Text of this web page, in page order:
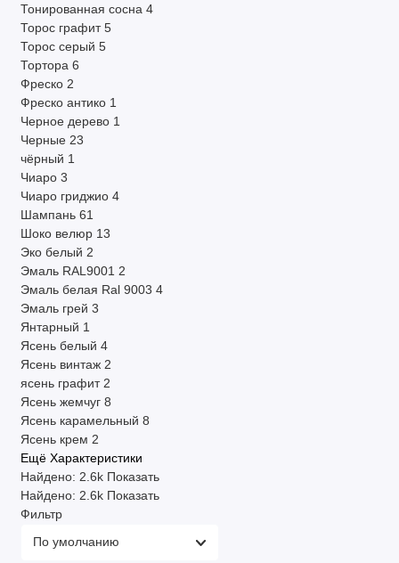
Тонированная сосна 4
Торос графит 5
Торос серый 5
Тортора 6
Фреско 2
Фреско антико 1
Черное дерево 1
Черные 23
чёрный 1
Чиаро 3
Чиаро гриджио 4
Шампань 61
Шоко велюр 13
Эко белый 2
Эмаль RAL9001 2
Эмаль белая Ral 9003 4
Эмаль грей 3
Янтарный 1
Ясень белый 4
Ясень винтаж 2
ясень графит 2
Ясень жемчуг 8
Ясень карамельный 8
Ясень крем 2
Ещё Характеристики
Найдено: 2.6k Показать
Найдено: 2.6k Показать
Фильтр